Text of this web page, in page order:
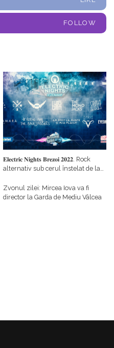
FOLLOW
𝐄𝐥𝐞𝐜𝐭𝐫𝐢𝐜 𝐍𝐢𝐠𝐡𝐭𝐬 𝐁𝐫𝐞𝐳𝐨𝐢 𝟐𝟎𝟐𝟐. Rock
alternativ sub cerul înstelat de la
Zvonul zilei: Mircea Iova va fi
director la Garda de Mediu Vâlcea